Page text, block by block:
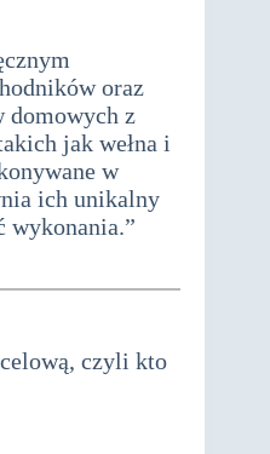
oraz
domowych z
jak wełna i
w
ich unikalny
wykonania.”
czyli kto